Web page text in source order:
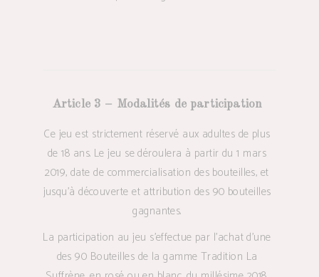
Article 3 – Modalités de participation
Ce jeu est strictement réservé aux adultes de plus
de 18 ans. Le jeu se déroulera à partir du 1 mars
2019, date de commercialisation des bouteilles, et
jusqu’à découverte et attribution des 90 bouteilles
gagnantes.
La participation au jeu s’effectue par l’achat d’une
des 90 Bouteilles de la gamme Tradition La